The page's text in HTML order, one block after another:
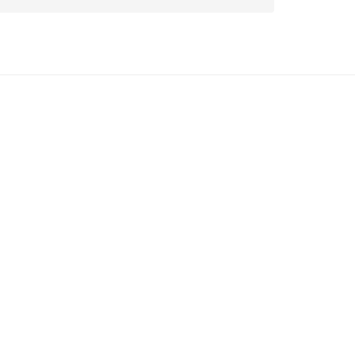
trh sólo spracované vína z tokajských odrôd
technológiami, vrátane riadenej